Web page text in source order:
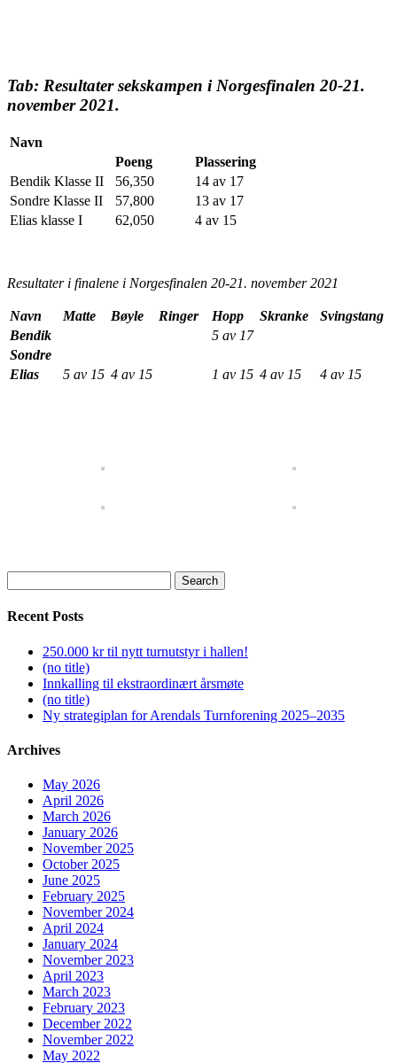
Tab: Resultater sekskampen i Norgesfinalen 20-21.
november 2021.
Navn
Poeng
Plassering
Bendik Klasse II
56,350
14 av 17
Sondre Klasse II
57,800
13 av 17
Elias klasse I
62,050 4 av 15
Resultater i finalene i Norgesfinalen 20-21. november 2021
Navn Matte Bøyle Ringer Hopp Skranke
Svingstang
Bendik
5 av 17
Sondre
Elias
5 av 15 4 av 15 1 av 15 4 av 15 4 av 15
for:
Recent Posts
250.000 kr til nytt turnutstyr i hallen!
(no title)
Innkalling til ekstraordinært årsmøte
(no title)
Ny strategiplan for Arendals Turnforening 2025–2035
Archives
May 2026
April 2026
March 2026
January 2026
November 2025
October 2025
June 2025
February 2025
November 2024
April 2024
January 2024
November 2023
April 2023
March 2023
February 2023
December 2022
November 2022
May 2022